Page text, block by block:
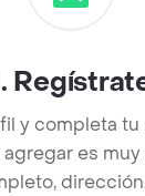
.
y completa tu
es